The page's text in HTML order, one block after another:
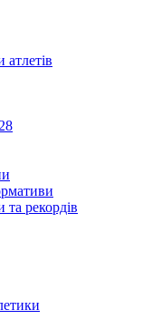
рекордів